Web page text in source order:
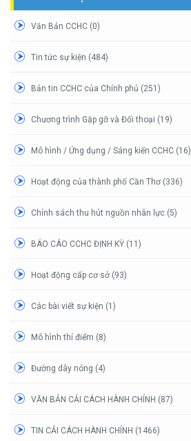
Văn Bản CCHC (0)
Tin tức sự kiện (484)
Bản tin CCHC của Chính phủ (251)
Chương trình Gặp gỡ và Đối thoại (19)
Mô hình / Ứng dụng / Sáng kiến CCHC (16)
Hoạt động của thành phố Cần Thơ (336)
Chính sách thu hút nguồn nhân lực (5)
BÁO CÁO CCHC ĐỊNH KỲ (11)
Hoạt động cấp cơ sở (93)
Các bài viết sự kiện (1)
Mô hình thí điểm (8)
Đường dây nóng (4)
VĂN BẢN CẢI CÁCH HÀNH CHÍNH (87)
TIN CẢI CÁCH HÀNH CHÍNH (1466)